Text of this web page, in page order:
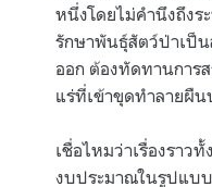
หนึ่งโดยไม่คำนึงถึงร
รักษาพันธุ์สัตว์ป่าเป็
ออก ต้องทัดทานการ
แร่ที่เข้าขุดทำลายผืน
เชื่อไหมว่าเรื่องราว
งบประมาณในรูปแบ